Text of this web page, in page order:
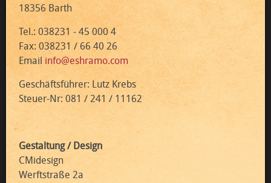
18356 Barth
Tel.: 038231 - 45 000 4
Fax: 038231 / 66 40 26
Email info@eshramo.com
Geschäftsführer: Lutz Krebs
Steuer-Nr: 081 / 241 / 11162
Gestaltung / Design
CMidesign
Werftstraße 2a